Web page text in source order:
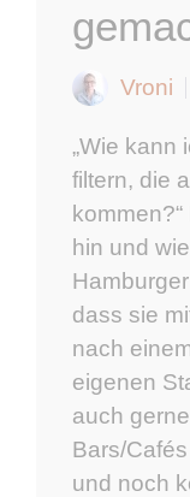
Vroni
„Wie kann
filtern, die
hin und
dass sie
nach
eigenen
auch
Bars/
und noch